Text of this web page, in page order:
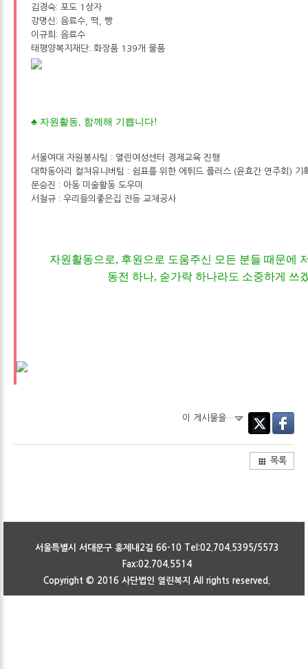
김경숙: 포도 1상자
강명신: 음료수, 떡, 빵
이규희: 음료수
태평양복지재단: 화장품 139개 물품
♣ 자원활동, 함께해 기쁩니다!
서울여대 자원봉사팀 : 열린여성센터 경제교육 진행
대학동아리 컬쳐유니버팀 : 쉼표를 위한 에튀드 플러스 (윤효간 연주회) 기
문승진 : 아동 미술활동 도우미
서철규 : 우리들의좋은집 전등 교체공사
자원활동으로, 후원으로 도움주신 모든 분들 때문에
동전 하나, 숟가락 하나라도 소중하게 쓰
이 게시물을…
Twitter
목록
서울특별시 서대문구 홍제내2길 66-10 Tel:02.704.5395/5573
Fax:02.704.5514
Copyright © 2016 사단법인 열린복지 All rights reserved.